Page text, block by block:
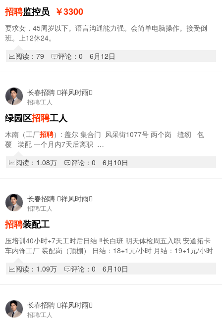
招聘监控员 ￥3300
要求女，45周岁以下。语言沟通能力强。会简单电脑操作。接受倒
班。上12休24。
阅读：79
评论：0 6月12日
长春招聘 祥风时雨
招聘/工人
绿园区招聘工人
木南（工厂招聘）: 盖尔 集合门 风采街1077号 两个岗 缝纫 包
覆 装配 一个月内7天后离职 …
阅读：1.08万
评论：0 6月10日
长春招聘 祥风时雨
招聘/工人
招聘装配工
压培训40小时+7天工时后日结 ‼️长白班 明天体检周五入职 安道拓卡
车内饰工厂 装配岗（顶棚） 日结：18+1元/小时 月结：19+1元/小时
阅读：1.09万
评论：0 6月10日
长春招聘 祥风时雨
招聘/工人